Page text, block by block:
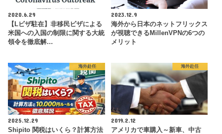
2020.6.29
【Lビザ駐在】非移民ビザによる
米国への入国の制限に関する大統
領令を徹底解…
2023.12.9
海外から日本のネットフリックス
が視聴できるMillenVPNの6つの
メリット
海外赴任
2025.12.29
Shipito 関税はいくら？計算方法
海外赴任
2019.2.12
アメリカで車購入～新車、中古